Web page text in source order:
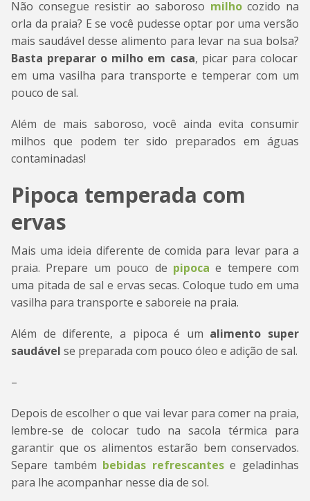
Não consegue resistir ao saboroso milhocozido na
orla da praia? E se você pudesse optar por uma versão
mais saudável desse alimento para levar na sua bolsa?
Basta preparar o milho em casa, picar para colocar
em uma vasilha para transporte e temperar com um
pouco de sal.
Além de mais saboroso, você ainda evita consumir
milhos que podem ter sido preparados em águas
contaminadas!
Pipoca temperada com
ervas
Mais uma ideia diferente de comida para levar para a
praia. Prepare um pouco de pipoca e tempere com
uma pitada de sal e ervas secas. Coloque tudo em uma
vasilha para transporte e saboreie na praia.
Além de diferente, a pipoca é um alimento super
saudável se preparada com pouco óleo e adição de sal.
–
Depois de escolher o que vai levar para comer na praia,
lembre-se de colocar tudo na sacola térmica para
garantir que os alimentos estarão bem conservados.
Separe também bebidas refrescantese geladinhas
para lhe acompanhar nesse dia de sol.